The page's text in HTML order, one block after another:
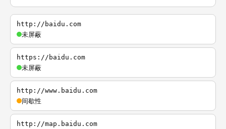
http://baidu.com
未屏蔽
https://baidu.com
未屏蔽
http://www.baidu.com
间歇性
http://map.baidu.com